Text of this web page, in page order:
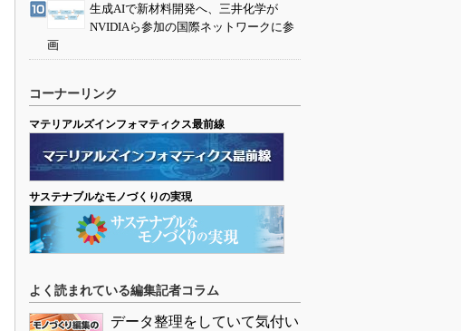
生成AIで新材料開発へ、三井化学が
NVIDIAら参加の国際ネットワークに参
画
コーナーリンク
マテリアルズインフォマティクス最前線
サステナブルなモノづくりの実現
よく読まれている編集記者コラム
データ整理をしていて気付い